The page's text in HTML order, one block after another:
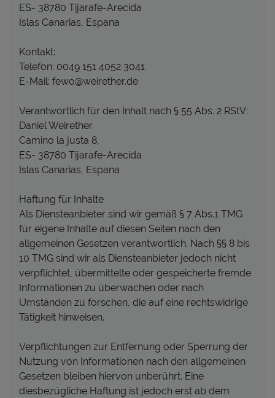
ES- 38780 Tijarafe-Arecida
Islas Canarias, Espana
Kontakt:
Telefon: 0049 151 4052 3041
E-Mail: fewo@weirether.de
Verantwortlich für den Inhalt nach § 55 Abs. 2 RStV:
Daniel Weirether
Camino la justa 8,
ES- 38780 Tijarafe-Arecida
Islas Canarias, Espana
Haftung für Inhalte
Als Diensteanbieter sind wir gemäß § 7 Abs.1 TMG
für eigene Inhalte auf diesen Seiten nach den
allgemeinen Gesetzen verantwortlich. Nach §§ 8 bis
10 TMG sind wir als Diensteanbieter jedoch nicht
verpflichtet, übermittelte oder gespeicherte fremde
Informationen zu überwachen oder nach
Umständen zu forschen, die auf eine rechtswidrige
Tätigkeit hinweisen.
Verpflichtungen zur Entfernung oder Sperrung der
Nutzung von Informationen nach den allgemeinen
Gesetzen bleiben hiervon unberührt. Eine
diesbezügliche Haftung ist jedoch erst ab dem